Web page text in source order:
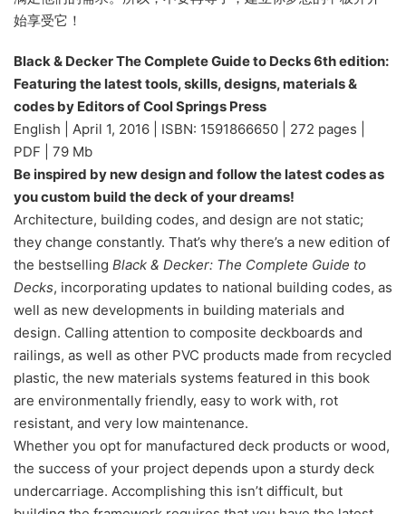
始享受它！
Black & Decker The Complete Guide to Decks 6th edition:
Featuring the latest tools, skills, designs, materials &
codes by Editors of Cool Springs Press
English | April 1, 2016 | ISBN: 1591866650 | 272 pages |
PDF | 79 Mb
Be inspired by new design and follow the latest codes as
you custom build the deck of your dreams!
Architecture, building codes, and design are not static;
they change constantly. That’s why there’s a new edition of
the bestselling Black & Decker: The Complete Guide to
Decks, incorporating updates to national building codes, as
well as new developments in building materials and
design. Calling attention to composite deckboards and
railings, as well as other PVC products made from recycled
plastic, the new materials systems featured in this book
are environmentally friendly, easy to work with, rot
resistant, and very low maintenance.
Whether you opt for manufactured deck products or wood,
the success of your project depends upon a sturdy deck
undercarriage. Accomplishing this isn’t difficult, but